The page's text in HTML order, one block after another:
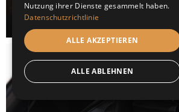
Nutzung ihrer Dienste gesammelt haben.
Datenschutzrichtlinie
ALLE AKZEPTIEREN
ALLE ABLEHNEN